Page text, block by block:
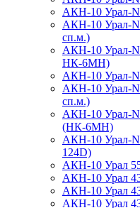
АКН-10 Урал-
АКН-10 Урал-
сп.м.)
АКН-10 Урал-
НК-6МН)
АКН-10 Урал-
АКН-10 Урал-
сп.м.)
АКН-10 Урал-
(НК-6МН)
АКН-10 Урал-
124D)
АКН-10 Урал
АКН-10 Урал
АКН-10 Урал
АКН-10 Урал